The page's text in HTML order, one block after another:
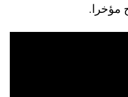
مؤخرا.